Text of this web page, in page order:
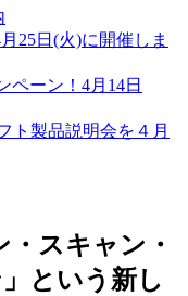
25日(火)に開催しま
ペーン！4月14日
ト製品説明会を４月
スキャン・
という新し